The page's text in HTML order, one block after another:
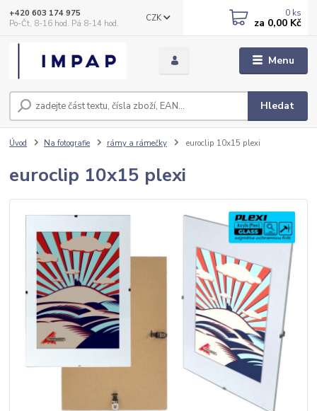
Menu
CZK
Hledat
+420 603 174 975
Po-Čt, 8-16 hod. Pá 8-14 hod.
0 ks
za 0,00 Kč
Úvod Na fotografie rámy a rámečky euroclip 10x15 plexi
euroclip 10x15 plexi